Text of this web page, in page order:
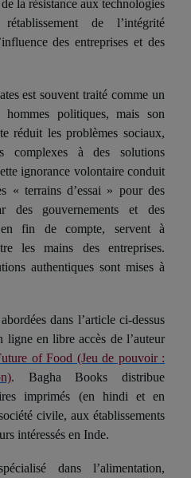
la résistance aux technologies
de l’intégrité
des entreprises et des
est souvent traité comme un
politiques, mais son
réduit les problèmes sociaux,
complexes à des solutions
ignorance volontaire conduit
« terrains d’essai » pour des
des gouvernements et des
fin de compte, servent à
les mains des entreprises.
authentiques sont mises à
dans l’article ci-dessus
ligne en libre accès de l’auteur
of Food (Jeu de pouvoir :
. Bagha Books distribue
imprimés (en hindi et en
civile, aux établissements
intéressés en Inde.
dans l’alimentation,